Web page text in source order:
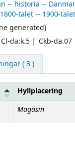
-- historia --
talet -- 1900-talet
generated)
Cl-da:k.5 Ckb-da.07
( 3 )
Hyllplacering
Magasin